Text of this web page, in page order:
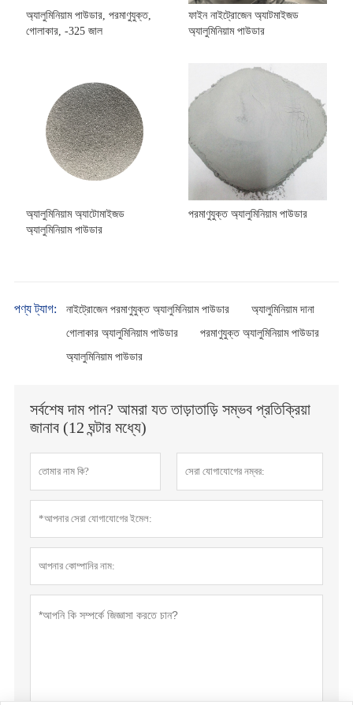
অ্যালুমিনিয়াম পাউডার, পরমাণুযুক্ত,
গোলাকার, -325 জাল
ফাইন নাইট্রোজেন অ্যাটমাইজড
অ্যালুমিনিয়াম পাউডার
অ্যালুমিনিয়াম অ্যাটোমাইজড
অ্যালুমিনিয়াম পাউডার
পরমাণুযুক্ত অ্যালুমিনিয়াম পাউডার
পণ্য ট্যাগ: নাইট্রোজেন পরমাণুযুক্ত অ্যালুমিনিয়াম পাউডার
অ্যালুমিনিয়াম দানা
গোলাকার অ্যালুমিনিয়াম পাউডার
পরমাণুযুক্ত অ্যালুমিনিয়াম পাউডার
অ্যালুমিনিয়াম পাউডার
সর্বশেষ দাম পান? আমরা যত তাড়াতাড়ি সম্ভব প্রতিক্রিয়া
জানাব (12 ঘন্টার মধ্যে)